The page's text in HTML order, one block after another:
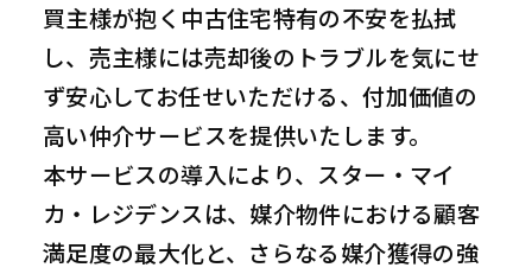
買主様が抱く中古住宅特有の不安を払拭
し、売主様には売却後のトラブルを気にせ
ず安心してお任せいただける、付加価値の
高い仲介サービスを提供いたします。
本サービスの導入により、スター・マイ
カ・レジデンスは、媒介物件における顧客
満足度の最大化と、さらなる媒介獲得の強